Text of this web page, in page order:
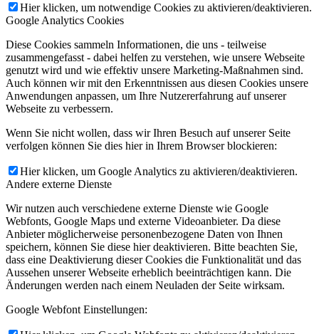
Hier klicken, um notwendige Cookies zu aktivieren/deaktivieren.
Google Analytics Cookies
Diese Cookies sammeln Informationen, die uns - teilweise
zusammengefasst - dabei helfen zu verstehen, wie unsere Webseite
genutzt wird und wie effektiv unsere Marketing-Maßnahmen sind.
Auch können wir mit den Erkenntnissen aus diesen Cookies unsere
Anwendungen anpassen, um Ihre Nutzererfahrung auf unserer
Webseite zu verbessern.
Wenn Sie nicht wollen, dass wir Ihren Besuch auf unserer Seite
verfolgen können Sie dies hier in Ihrem Browser blockieren:
Hier klicken, um Google Analytics zu aktivieren/deaktivieren.
Andere externe Dienste
Wir nutzen auch verschiedene externe Dienste wie Google
Webfonts, Google Maps und externe Videoanbieter. Da diese
Anbieter möglicherweise personenbezogene Daten von Ihnen
speichern, können Sie diese hier deaktivieren. Bitte beachten Sie,
dass eine Deaktivierung dieser Cookies die Funktionalität und das
Aussehen unserer Webseite erheblich beeinträchtigen kann. Die
Änderungen werden nach einem Neuladen der Seite wirksam.
Google Webfont Einstellungen: